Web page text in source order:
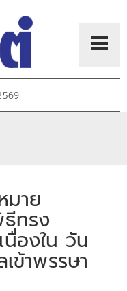
มาย
ทรง
องใน วัน
ข้าพรรษา